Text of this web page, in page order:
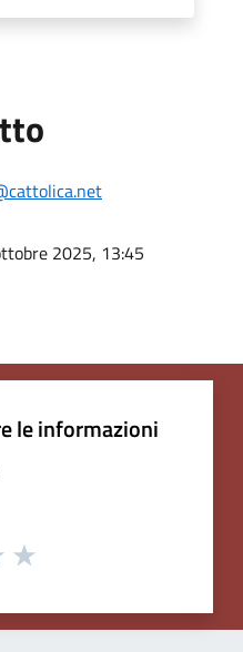
2025, 13:45
le informazioni